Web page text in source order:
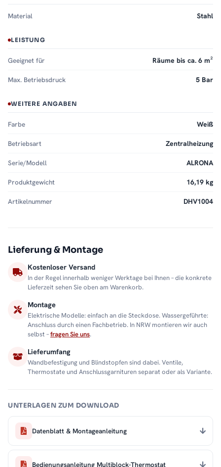
Material Stahl
LEISTUNG
Geeignet für Räume bis ca. 6 m²
Max. Betriebsdruck 5 Bar
WEITERE ANGABEN
Farbe Weiß
Betriebsart Zentralheizung
Serie/Modell ALRONA
Produktgewicht 16,19 kg
Artikelnummer DHV1004
Lieferung & Montage
Kostenloser Versand
In der Regel innerhalb weniger Werktage bei Ihnen – die konkrete
Lieferzeit sehen Sie oben am Warenkorb.
Montage
Elektrische Modelle: einfach an die Steckdose. Wassergeführte:
Anschluss durch einen Fachbetrieb. In NRW montieren wir auch
selbst –fragen Sie uns.
Lieferumfang
Wandbefestigung und Blindstopfen sind dabei. Ventile,
Thermostate und Anschlussgarnituren separat oder als Variante.
UNTERLAGEN ZUM DOWNLOAD
Datenblatt & Montageanleitung
Bedienungsanleitung Multiblock-Thermostat